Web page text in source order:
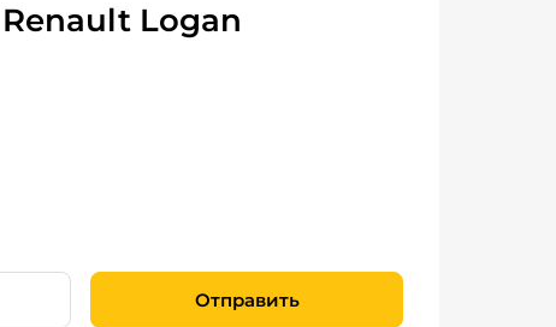
Logan
Отправить